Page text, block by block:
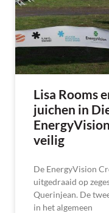
Lisa Rooms
juichen in
veilig
De EnergyVision
uitgedraaid op
Querinjean. De
in het algemeen